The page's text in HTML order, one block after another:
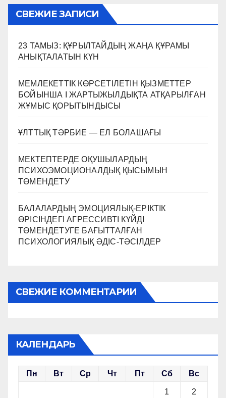
СВЕЖИЕ ЗАПИСИ
23 ТАМЫЗ: ҚҰРЫЛТАЙДЫҢ ЖАҢА ҚҰРАМЫ
АНЫҚТАЛАТЫН КҮН
МЕМЛЕКЕТТІК КӨРСЕТІЛЕТІН ҚЫЗМЕТТЕР
БОЙЫНША I ЖАРТЫЖЫЛДЫҚТА АТҚАРЫЛҒАН
ЖҰМЫС ҚОРЫТЫНДЫСЫ
ҰЛТТЫҚ ТӘРБИЕ — ЕЛ БОЛАШАҒЫ
МЕКТЕПТЕРДЕ ОҚУШЫЛАРДЫҢ
ПСИХОЭМОЦИОНАЛДЫҚ ҚЫСЫМЫН
ТӨМЕНДЕТУ
БАЛАЛАРДЫҢ ЭМОЦИЯЛЫҚ-ЕРІКТІК
ӨРІСІНДЕГІ АГРЕССИВТІ КҮЙДІ
ТӨМЕНДЕТУГЕ БАҒЫТТАЛҒАН
ПСИХОЛОГИЯЛЫҚ ӘДІС-ТӘСІЛДЕР
СВЕЖИЕ КОММЕНТАРИИ
КАЛЕНДАРЬ
Пн Вт Ср Чт Пт Сб Вс
1 2